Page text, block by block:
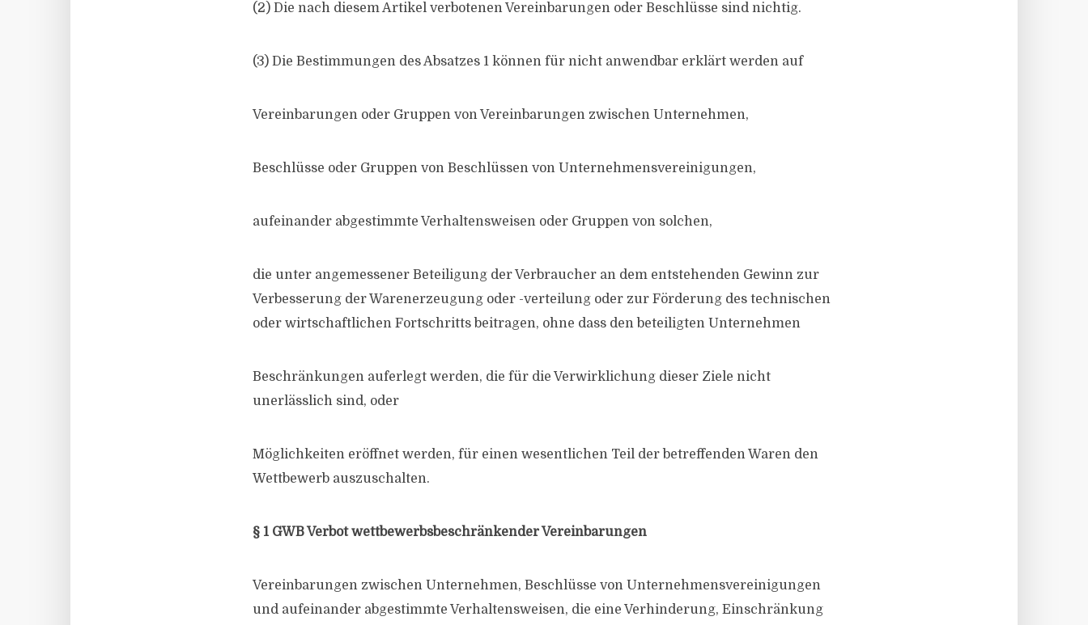
(2) Die nach diesem Artikel verbotenen Vereinbarungen oder Beschlüsse sind nichtig.
(3) Die Bestimmungen des Absatzes 1 können für nicht anwendbar erklärt werden auf
Vereinbarungen oder Gruppen von Vereinbarungen zwischen Unternehmen,
Beschlüsse oder Gruppen von Beschlüssen von Unternehmensvereinigungen,
aufeinander abgestimmte Verhaltensweisen oder Gruppen von solchen,
die unter angemessener Beteiligung der Verbraucher an dem entstehenden Gewinn zur
Verbesserung der Warenerzeugung oder -verteilung oder zur Förderung des technischen
oder wirtschaftlichen Fortschritts beitragen, ohne dass den beteiligten Unternehmen
Beschränkungen auferlegt werden, die für die Verwirklichung dieser Ziele nicht
unerlässlich sind, oder
Möglichkeiten eröffnet werden, für einen wesentlichen Teil der betreffenden Waren den
Wettbewerb auszuschalten.
§ 1 GWB Verbot wettbewerbsbeschränkender Vereinbarungen
Vereinbarungen zwischen Unternehmen, Beschlüsse von Unternehmensvereinigungen
und aufeinander abgestimmte Verhaltensweisen, die eine Verhinderung, Einschränkung